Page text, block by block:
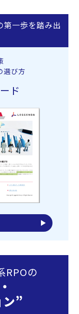
第一歩を踏み出
選び方
ド
RPOの
ン”